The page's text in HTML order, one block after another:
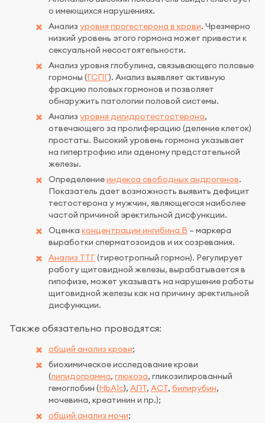
о имеющихся нарушениях.
Анализ уровня прогестерона в крови. Чрезмерно
низкий уровень этого гормона может привести к
сексуальной несостоятельности.
Анализ уровня глобулина, связывающего половые
гормоны (ГСПГ). Анализ выявляет активную
фракцию половых гормонов и позволяет
обнаружить патологии половой системы.
Анализ уровня дигидротестостерона,
отвечающего за пролиферацию (деление клеток)
простаты. Высокий уровень гормона указывает
на гипертрофию или аденому предстательной
железы.
Определениеиндекса свободных андрогенов.
Показатель дает возможность выявить дефицит
тестостерона у мужчин, являющегося наиболее
частой причиной эректильной дисфункции.
Оценка концентрации ингибина В – маркера
выработки сперматозоидов и их созревания.
Анализ ТТГ(тиреотропный гормон). Регулирует
работу щитовидной железы, вырабатывается в
гипофизе, может указывать на нарушение работы
щитовидной железы как на причину эректильной
дисфункции.
Также обязательно проводятся:
общий анализ крови;
биохимическое исследование крови
(липидограмма, глюкоза, гликозилированный
гемоглобин (HbA1c), АЛТ, АСТ, билирубин,
мочевина, креатинин и пр.);
общий анализ мочи;